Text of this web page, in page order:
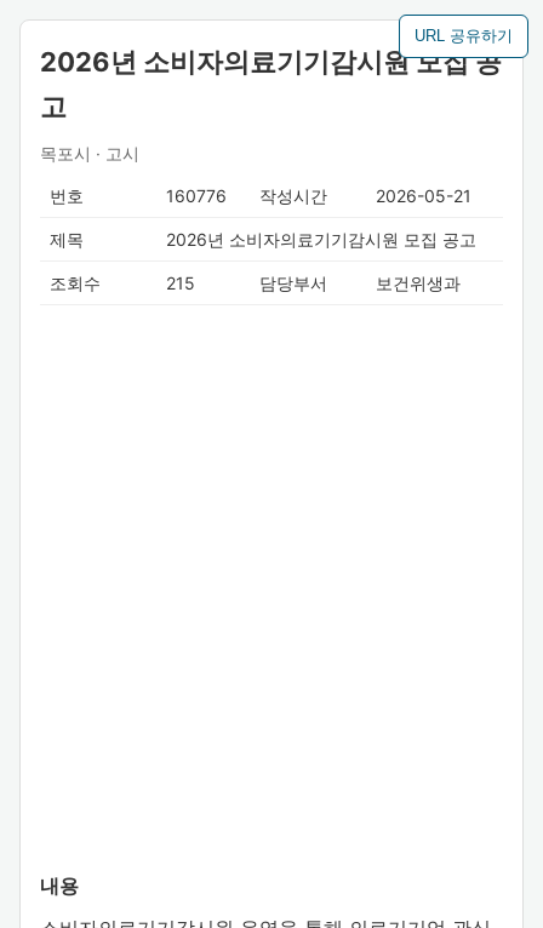
URL 공유하기
2026년 소비자의료기기감시원 모집 공
고
목포시 · 고시
번호 160776 작성시간 2026-05-21
제목 2026년 소비자의료기기감시원 모집 공고
조회수 215 담당부서 보건위생과
내용